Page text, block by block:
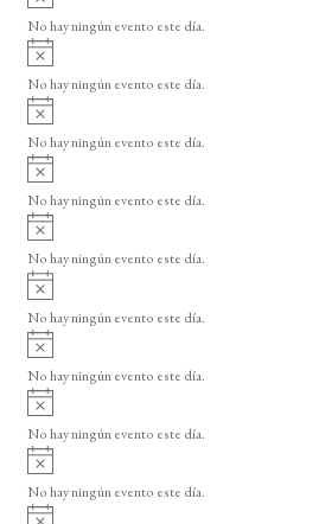
o
v
i
o
No hay ningún evento este día.
A
v
i
o
No hay ningún evento este día.
A
v
i
o
No hay ningún evento este día.
A
v
i
o
No hay ningún evento este día.
A
v
i
o
No hay ningún evento este día.
A
v
i
o
No hay ningún evento este día.
A
v
i
o
No hay ningún evento este día.
A
v
i
o
No hay ningún evento este día.
A
v
i
No hay ningún evento este día.
A